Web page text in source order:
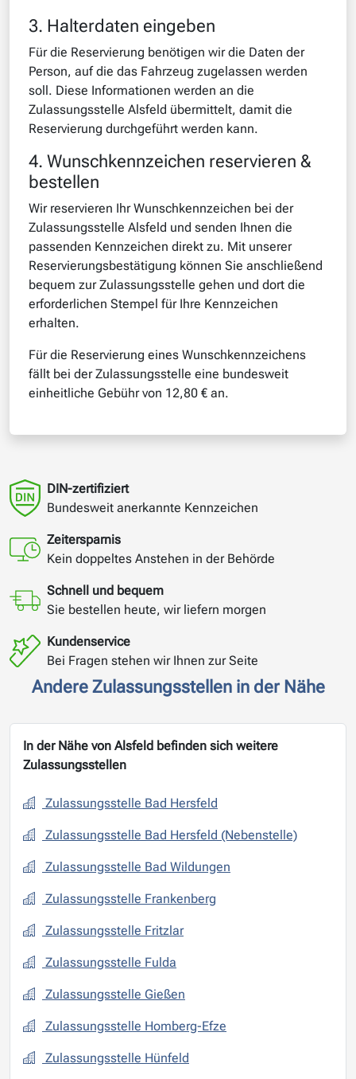
3. Halterdaten eingeben
Für die Reservierung benötigen wir die Daten der
Person, auf die das Fahrzeug zugelassen werden
soll. Diese Informationen werden an die
Zulassungsstelle Alsfeld übermittelt, damit die
Reservierung durchgeführt werden kann.
4. Wunschkennzeichen reservieren &
bestellen
Wir reservieren Ihr Wunschkennzeichen bei der
Zulassungsstelle Alsfeld und senden Ihnen die
passenden Kennzeichen direkt zu. Mit unserer
Reservierungsbestätigung können Sie anschließend
bequem zur Zulassungsstelle gehen und dort die
erforderlichen Stempel für Ihre Kennzeichen
erhalten.
Für die Reservierung eines Wunschkennzeichens
fällt bei der Zulassungsstelle eine bundesweit
einheitliche Gebühr von 12,80 € an.
DIN-zertifiziert
Bundesweit anerkannte Kennzeichen
Zeitersparnis
Kein doppeltes Anstehen in der Behörde
Schnell und bequem
Sie bestellen heute, wir liefern morgen
Kundenservice
Bei Fragen stehen wir Ihnen zur Seite
Andere Zulassungsstellen in der Nähe
In der Nähe von Alsfeld befinden sich weitere
Zulassungsstellen
Zulassungsstelle Bad Hersfeld
Zulassungsstelle Bad Hersfeld (Nebenstelle)
Zulassungsstelle Bad Wildungen
Zulassungsstelle Frankenberg
Zulassungsstelle Fritzlar
Zulassungsstelle Fulda
Zulassungsstelle Gießen
Zulassungsstelle Homberg-Efze
Zulassungsstelle Hünfeld